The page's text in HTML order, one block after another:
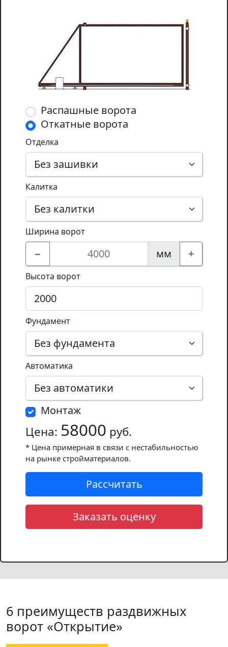
Распашные ворота
Откатные ворота
Отделка
Калитка
Ширина ворот
− мм +
Высота ворот
Фундамент
Автоматика
Монтаж
Цена: 58000 руб.
* Цена примерная в связи с нестабильностью
на рынке стройматериалов.
Рассчитать
Заказать оценку
6 преимуществ раздвижных
ворот «Открытие»